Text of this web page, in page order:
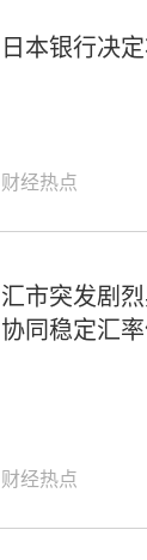
日本银行决
财经热点
汇市突发剧
协同稳定汇
财经热点